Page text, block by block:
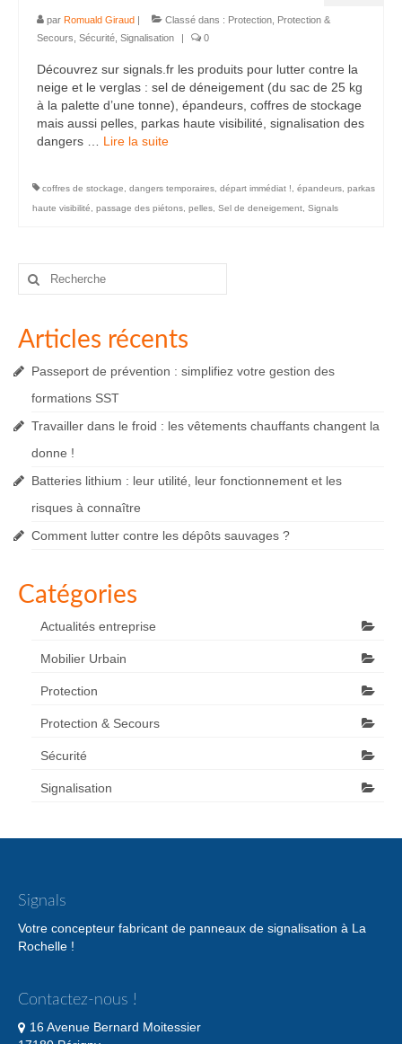
par Romuald Giraud | Classé dans : Protection Protection &
Secours Sécurité Signalisation | 0
Découvrez sur signals.fr les produits pour lutter contre la
neige et le verglas : sel de déneigement (du sac de 25 kg
à la palette d’une tonne), épandeurs, coffres de stockage
mais aussi pelles, parkas haute visibilité, signalisation des
dangers … Lire la suite­­
coffres de stockage dangers temporaires départ immédiat ! épandeurs parkas
haute visibilité
passage des piétons pelles Sel de deneigement Signals
Rechercher
Articles récents
Passeport de prévention : simplifiez votre gestion des
formations SST
Travailler dans le froid : les vêtements chauffants changent la
donne !
Batteries lithium : leur utilité, leur fonctionnement et les
risques à connaître
Comment lutter contre les dépôts sauvages ?
Catégories
Actualités entreprise
Mobilier Urbain
Protection
Protection & Secours
Sécurité
Signalisation
Signals
Votre concepteur fabricant de panneaux de signalisation à La
Rochelle !
Contactez-nous !
16 Avenue Bernard Moitessier